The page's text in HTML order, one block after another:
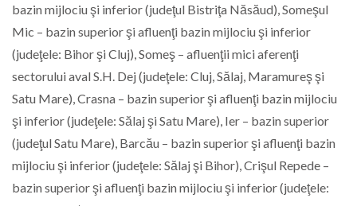
bazin mijlociu şi inferior (judeţul Bistriţa Năsăud), Someşul
Mic – bazin superior şi afluenţi bazin mijlociu şi inferior
(judeţele: Bihor şi Cluj), Someş – afluenţii mici aferenţi
sectorului aval S.H. Dej (judeţele: Cluj, Sălaj, Maramureş şi
Satu Mare), Crasna – bazin superior şi afluenţi bazin mijlociu
şi inferior (judeţele: Sălaj şi Satu Mare), Ier – bazin superior
(judeţul Satu Mare), Barcău – bazin superior şi afluenţi bazin
mijlociu şi inferior (judeţele: Sălaj şi Bihor), Crişul Repede –
bazin superior şi afluenţi bazin mijlociu şi inferior (judeţele: